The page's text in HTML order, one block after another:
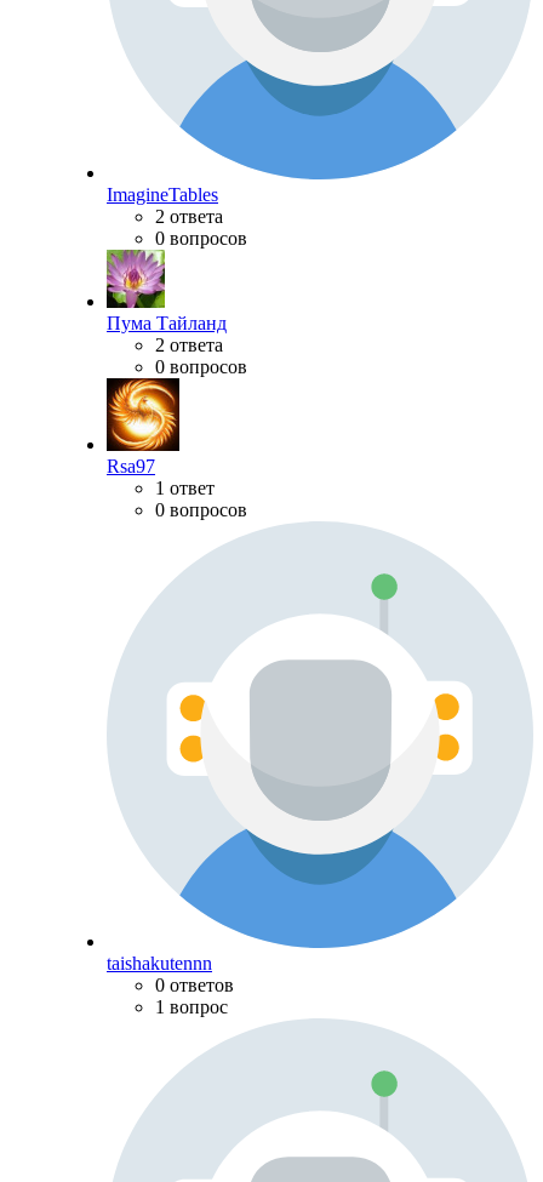
ImagineTables
2 ответа
0 вопросов
Пума Тайланд
2 ответа
0 вопросов
Rsa97
1 ответ
0 вопросов
taishakutennn
0 ответов
1 вопрос